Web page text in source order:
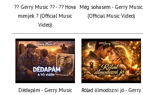
?? Gerry Music ?? - ?? Hova
menjek ? (Official Music
Video)
Még sohasem - Gerry Music
(Official Music Video)
Dédapám - Gerry Music
Rólad álmodozni jó - Gerry